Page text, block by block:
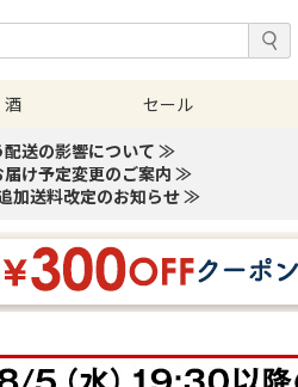
酒
セール
配送の影響について ≫
届け予定変更のご案内 ≫
加送料改定のお知らせ ≫